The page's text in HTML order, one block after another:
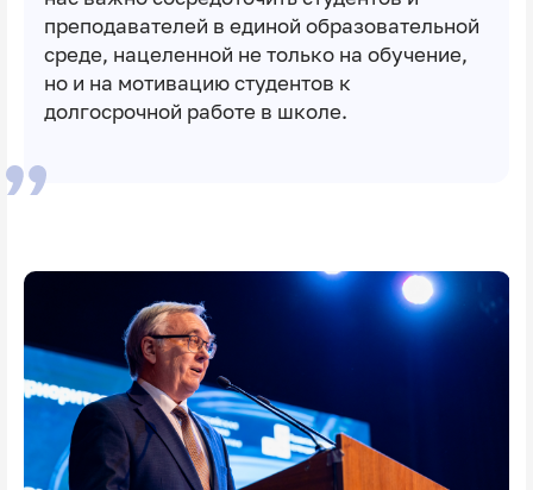
преподавателей в единой образовательной
среде, нацеленной не только на обучение,
но и на мотивацию студентов к
долгосрочной работе в школе.